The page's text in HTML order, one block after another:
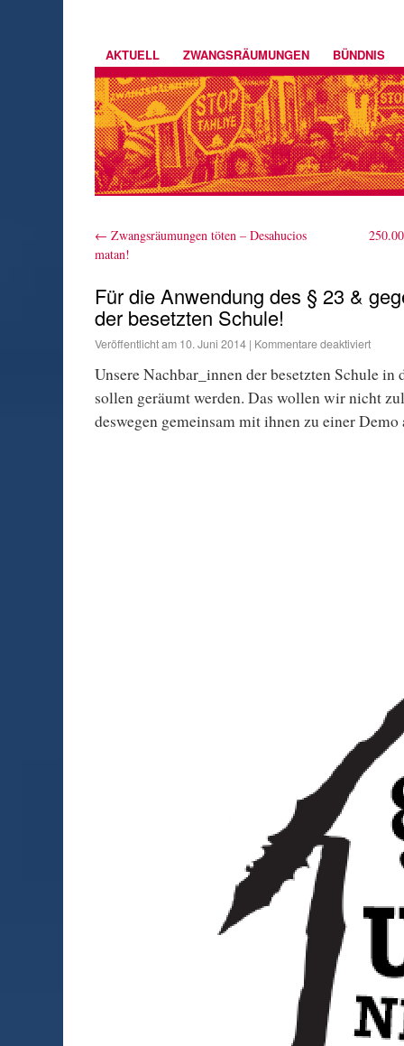
AKTUELL ZWANGSRÄUMUNGEN BÜNDNIS
← Zwangsräumungen töten – Desahucios
matan!
Für die Anwendung des § 23 &
der besetzten Schule!
Veröffentlicht am 10. Juni 2014 | Kommentare deaktiviert
Unsere Nachbar_innen der besetzten Schule in
sollen geräumt werden. Das wollen wir nicht
deswegen gemeinsam mit ihnen zu einer Demo